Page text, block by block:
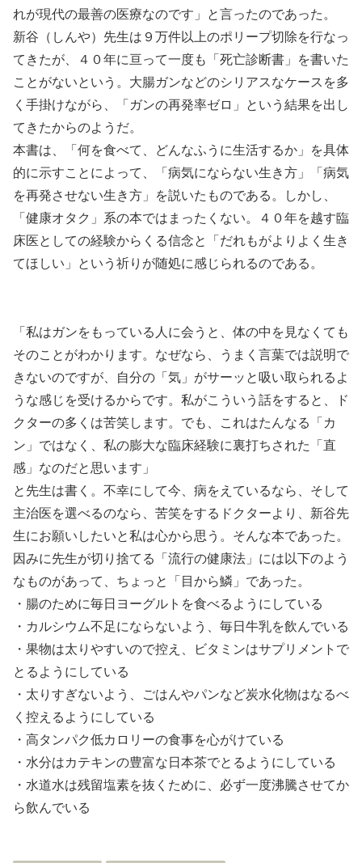
れが現代の最善の医療なのです」と言ったのであった。
新谷（しんや）先生は９万件以上のポリープ切除を行なっ
てきたが、４０年に亘って一度も「死亡診断書」を書いた
ことがないという。大腸ガンなどのシリアスなケースを多
く手掛けながら、「ガンの再発率ゼロ」という結果を出し
てきたからのようだ。
本書は、「何を食べて、どんなふうに生活するか」を具体
的に示すことによって、「病気にならない生き方」「病気
を再発させない生き方」を説いたものである。しかし、
「健康オタク」系の本ではまったくない。４０年を越す臨
床医としての経験からくる信念と「だれもがよりよく生き
てほしい」という祈りが随処に感じられるのである。
「私はガンをもっている人に会うと、体の中を見なくても
そのことがわかります。なぜなら、うまく言葉では説明で
きないのですが、自分の「気」がサーッと吸い取られるよ
うな感じを受けるからです。私がこういう話をすると、ド
クターの多くは苦笑します。でも、これはたんなる「カ
ン」ではなく、私の膨大な臨床経験に裏打ちされた「直
感」なのだと思います」
と先生は書く。不幸にして今、病をえているなら、そして
主治医を選べるのなら、苦笑をするドクターより、新谷先
生にお願いしたいと私は心から思う。そんな本であった。
因みに先生が切り捨てる「流行の健康法」には以下のよう
なものがあって、ちょっと「目から鱗」であった。
・腸のために毎日ヨーグルトを食べるようにしている
・カルシウム不足にならないよう、毎日牛乳を飲んでいる
・果物は太りやすいので控え、ビタミンはサプリメントで
とるようにしている
・太りすぎないよう、ごはんやパンなど炭水化物はなるべ
く控えるようにしている
・高タンパク低カロリーの食事を心がけている
・水分はカテキンの豊富な日本茶でとるようにしている
・水道水は残留塩素を抜くために、必ず一度沸騰させてか
ら飲んでいる